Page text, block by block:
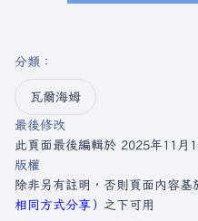
分類 ：​
瓦爾海姆
最後修改
此頁面最後編輯於 2025年11月
版權
除非另有註明，否則頁面內容基
相同方式分享） 之下可用